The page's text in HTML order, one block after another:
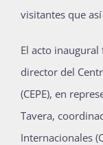
visitantes que
El acto
director del
(CEPE), en
Tavera,
Internacionales